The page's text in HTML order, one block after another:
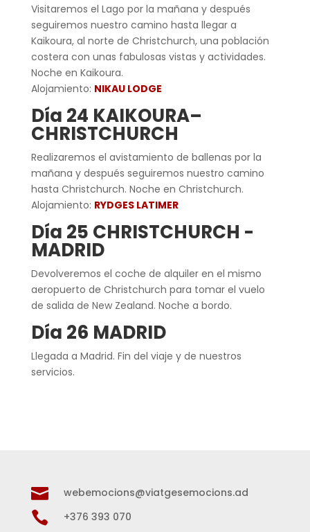
Visitaremos el Lago por la mañana y después
seguiremos nuestro camino hasta llegar a
Kaikoura, al norte de Christchurch, una población
costera con unas fabulosas vistas y actividades.
Noche en Kaikoura.
Alojamiento: NIKAU LODGE
Día 24 KAIKOURA–
CHRISTCHURCH
Realizaremos el avistamiento de ballenas por la
mañana y después seguiremos nuestro camino
hasta Christchurch. Noche en Christchurch.
Alojamiento: RYDGES LATIMER
Día 25 CHRISTCHURCH -
MADRID
Devolveremos el coche de alquiler en el mismo
aeropuerto de Christchurch para tomar el vuelo
de salida de New Zealand. Noche a bordo.
Día 26 MADRID
Llegada a Madrid. Fin del viaje y de nuestros
servicios.
 webemocions@viatgesemocions.ad
 +376 393 070